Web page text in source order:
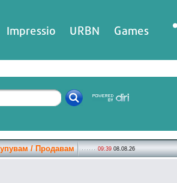
Impressio URBN Games
/ Продавам 09:39 08.08.26